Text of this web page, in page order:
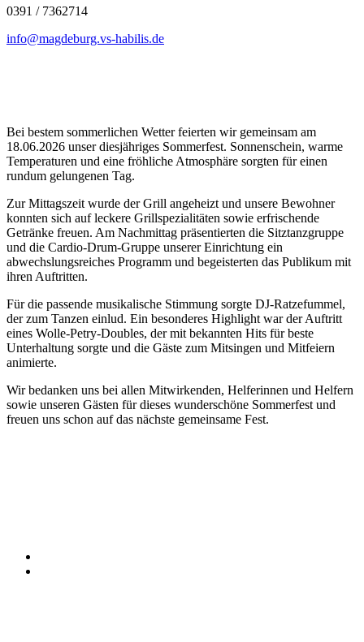
0391 / 7362714
info@magdeburg.vs-habilis.de
Bei bestem sommerlichen Wetter feierten wir gemeinsam am
18.06.2026 unser diesjähriges Sommerfest. Sonnenschein, warme
Temperaturen und eine fröhliche Atmosphäre sorgten für einen
rundum gelungenen Tag.
Zur Mittagszeit wurde der Grill angeheizt und unsere Bewohner
konnten sich auf leckere Grillspezialitäten sowie erfrischende
Getränke freuen. Am Nachmittag präsentierten die Sitztanzgruppe
und die Cardio-Drum-Gruppe unserer Einrichtung ein
abwechslungsreiches Programm und begeisterten das Publikum mit
ihren Auftritten.
Für die passende musikalische Stimmung sorgte DJ-Ratzefummel,
der zum Tanzen einlud. Ein besonderes Highlight war der Auftritt
eines Wolle-Petry-Doubles, der mit bekannten Hits für beste
Unterhaltung sorgte und die Gäste zum Mitsingen und Mitfeiern
animierte.
Wir bedanken uns bei allen Mitwirkenden, Helferinnen und Helfern
sowie unseren Gästen für dieses wunderschöne Sommerfest und
freuen uns schon auf das nächste gemeinsame Fest.